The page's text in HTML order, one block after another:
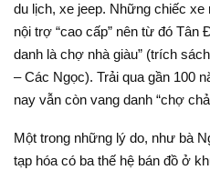
du lịch, xe jeep. Những chiếc
nội trợ “cao cấp” nên từ đó
danh là chợ nhà giàu” (trích
– Các Ngọc). Trải qua gần 100
nay vẫn còn vang danh “chợ
Một trong những lý do, như bà
tạp hóa có ba thế hệ bán đồ ở